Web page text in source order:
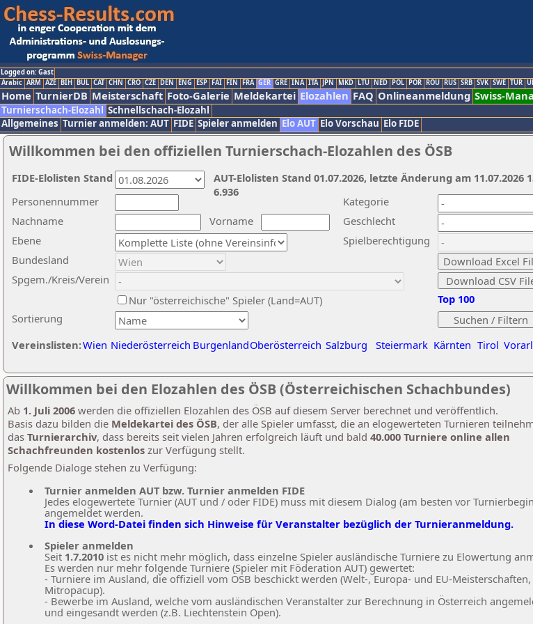
Logged on: Gast
Arabic ARM AZE BIH BUL CAT CHN CRO CZE DEN ENG ESP FAI FIN FRA GER GRE INA ITA JPN MKD LTU NED POL POR ROU RUS SRB SVK SWE TUR
Home TurnierDB Meisterschaft Foto-Galerie Meldekartei Elozahlen FAQ Onlineanmeldung Swiss-
Turnierschach-Elozahl Schnellschach-Elozahl
Allgemeines Turnier anmelden: AUT FIDE Spieler anmelden Elo AUT Elo Vorschau Elo FIDE
Willkommen bei den offiziellen Turnierschach-Elozahlen des ÖSB
Nachname
Vorname
Ebene
Kategorie
Sortierung
Personennummer
Bundesland
Spgem./Kreis/Verein
Geschlecht
Nur "österreichische" Spieler (Land=AUT)
Spielberechtigung
Vereinslisten:Wien Niederösterreich BurgenlandOberösterreich Salzburg Steiermark Kärnten Tirol
Top 100
AUT-Elolisten Stand 01.07.2026, letzte Änderung am
6.936
FIDE-Elolisten Stand
Willkommen bei den Elozahlen des ÖSB (Österreichischen Schachbundes)
Ab 1. Juli 2006 werden die offiziellen Elozahlen des ÖSB auf diesem Server berechnet und veröffentlich.
Basis dazu bilden die Meldekartei des ÖSB, der alle Spieler umfasst, die an elogewerteten Turnieren
das Turnierarchiv, dass bereits seit vielen Jahren erfolgreich läuft und bald 40.000 Turniere online allen
Schachfreunden kostenlos zur Verfügung stellt.
Folgende Dialoge stehen zu Verfügung:
Turnier anmelden AUT bzw. Turnier anmelden FIDE
Jedes elogewertete Turnier (AUT und / oder FIDE) muss mit diesem Dialog (am besten vor
angemeldet werden.
In diese Word-Datei finden sich Hinweise für Veranstalter bezüglich der Turnieranmeldung.
Spieler anmelden
Seit 1.7.2010 ist es nicht mehr möglich, dass einzelne Spieler ausländische Turniere zu Elowertung
Es werden nur mehr folgende Turniere (Spieler mit Föderation AUT) gewertet:
- Turniere im Ausland, die offiziell vom ÖSB beschickt werden (Welt-, Europa- und EU-Meisterschaften,
Mitropacup).
- Bewerbe im Ausland, welche vom ausländischen Veranstalter zur Berechnung in Österreich
und eingesandt werden (z.B. Liechtenstein Open).